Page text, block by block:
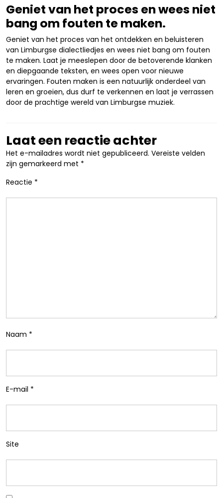
Geniet van het proces en wees niet
bang om fouten te maken.
Geniet van het proces van het ontdekken en beluisteren
van Limburgse dialectliedjes en wees niet bang om fouten
te maken. Laat je meeslepen door de betoverende klanken
en diepgaande teksten, en wees open voor nieuwe
ervaringen. Fouten maken is een natuurlijk onderdeel van
leren en groeien, dus durf te verkennen en laat je verrassen
door de prachtige wereld van Limburgse muziek.
Laat een reactie achter
Het e-mailadres wordt niet gepubliceerd. Vereiste velden
zijn gemarkeerd met *
Reactie *
Naam *
E-mail *
Site